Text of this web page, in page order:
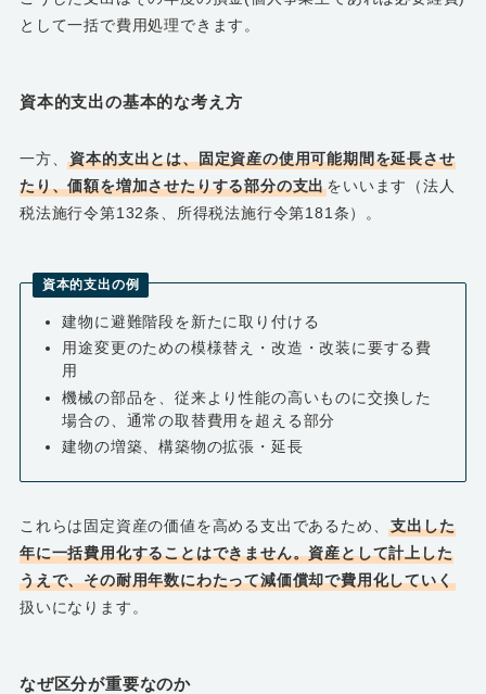
として一括で費用処理できます。
資本的支出の基本的な考え方
一方、資本的支出とは、固定資産の使用可能期間を延長させ
たり、価額を増加させたりする部分の支出をいいます（法人
税法施行令第132条、所得税法施行令第181条）。
資本的支出の例
建物に避難階段を新たに取り付ける
用途変更のための模様替え・改造・改装に要する費
用
機械の部品を、従来より性能の高いものに交換した
場合の、通常の取替費用を超える部分
建物の増築、構築物の拡張・延長
これらは固定資産の価値を高める支出であるため、支出した
年に一括費用化することはできません。資産として計上した
うえで、その耐用年数にわたって減価償却で費用化していく
扱いになります。
なぜ区分が重要なのか